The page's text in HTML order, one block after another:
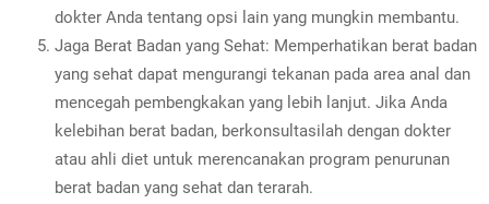
dokter Anda tentang opsi lain yang mungkin membantu.
Jaga Berat Badan yang Sehat: Memperhatikan berat badan
yang sehat dapat mengurangi tekanan pada area anal dan
mencegah pembengkakan yang lebih lanjut. Jika Anda
kelebihan berat badan, berkonsultasilah dengan dokter
atau ahli diet untuk merencanakan program penurunan
berat badan yang sehat dan terarah.